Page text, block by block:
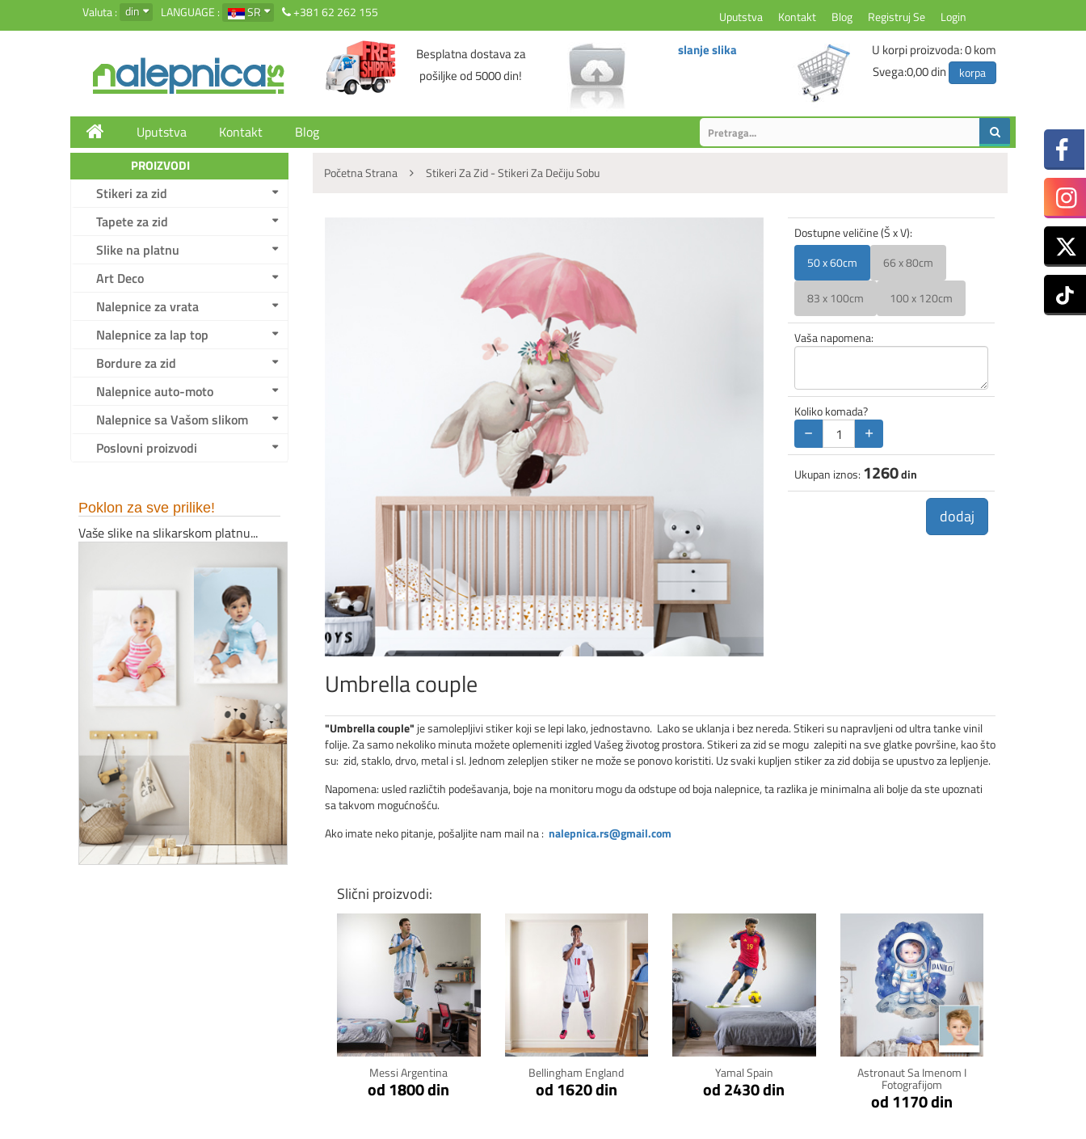
Valuta : din LANGUAGE : SR +381 62 262 155 Uputstva Kontakt Blog Registruj Se Login
Besplatna dostava za
pošiljke od 5000 din!
slanje slika U korpi proizvoda:0kom
Svega:0,00 din korpa
Uputstva Kontakt Blog
PROIZVODI
Stikeri za zid
Tapete za zid
Slike na platnu
Art Deco
Nalepnice za vrata
Nalepnice za lap top
Bordure za zid
Nalepnice auto-moto
Nalepnice sa Vašom slikom
Poslovni proizvodi
Poklon za sve prilike!
Vaše slike na slikarskom platnu...
Početna Strana Stikeri Za Zid - Stikeri Za Dečiju Sobu
Umbrella couple
Dostupne veličine (Š x V):
50 x 60cm
66 x 80cm
83 x 100cm 100 x 120cm
Vaša napomena:
Koliko komada?
− +
Ukupan iznos: 1260din
dodaj
"Umbrella couple" je samolepljivi stiker koji se lepi lako, jednostavno. Lako se uklanja i bez nereda. Stikeri su napravljeni od ultra tanke vinil
folije. Za samo nekoliko minuta možete oplemeniti izgled Vašeg životog prostora. Stikeri za zid se mogu zalepiti na sve glatke površine, kao što
su: zid, staklo, drvo, metal i sl. Jednom zelepljen stiker ne može se ponovo koristiti. Uz svaki kupljen stiker za zid dobija se upustvo za lepljenje.
Napomena: usled različtih podešavanja, boje na monitoru mogu da odstupe od boja nalepnice, ta razlika je minimalna ali bolje da ste upoznati
sa takvom mogućnošću.
Ako imate neko pitanje, pošaljite nam mail na : nalepnica.rs@gmail.com
Slični proizvodi:
Messi Argentina
od 1800 din
Klikni za detalje
Bellingham England
od 1620 din
Klikni za detalje
Yamal Spain
od 2430 din
Klikni za detalje
Astronaut Sa Imenom I
Fotografijom
od 1170 din
Klikni za detalje